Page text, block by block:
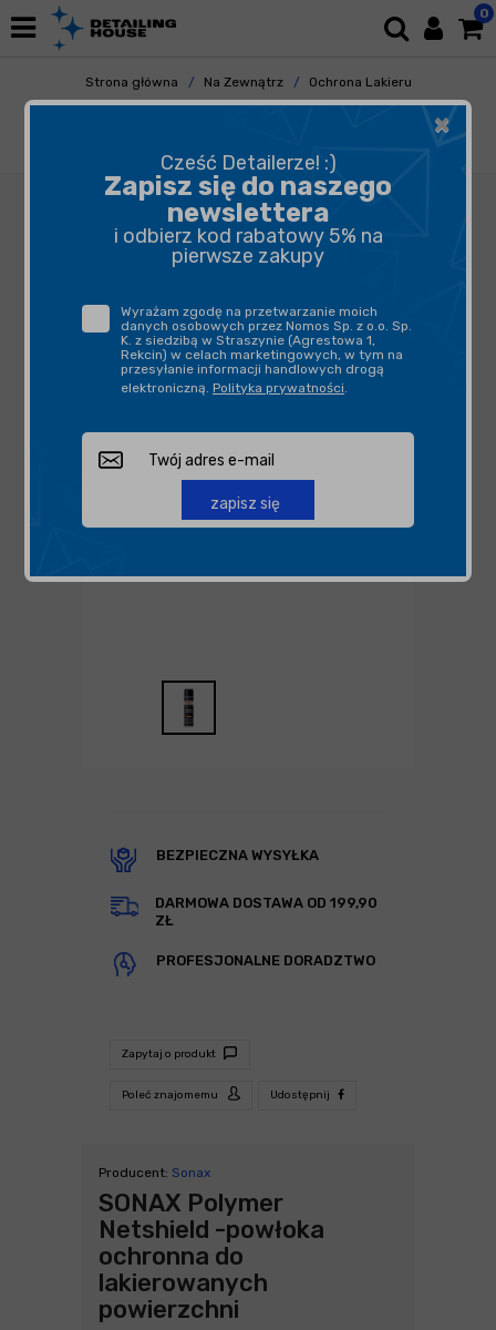
0
Strona główna Na Zewnątrz
Ochrona Lakieru
Woski
BEZPIECZNA WYSYŁKA
DARMOWA DOSTAWA OD 199,90
ZŁ
PROFESJONALNE DORADZTWO
Zapytaj o produkt
Poleć znajomemu Udostępnij
Producent: Sonax
SONAX Polymer
Netshield -powłoka
ochronna do
lakierowanych
powierzchni
×
Cześć Detailerze! :)
Zapisz się do naszego
newslettera
i odbierz kod rabatowy 5% na
pierwsze zakupy
Wyrażam zgodę na przetwarzanie moich
danych osobowych przez Nomos Sp. z o.o. Sp.
K. z siedzibą w Straszynie (Agrestowa 1,
Rekcin) w celach marketingowych, w tym na
przesyłanie informacji handlowych drogą
elektroniczną. Polityka prywatności.
zapisz się